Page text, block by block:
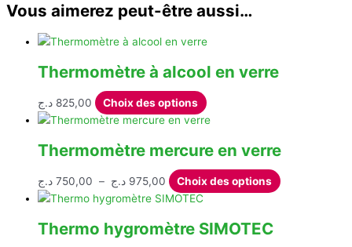
Vous aimerez peut-être aussi…
Thermomètre à alcool en verre
825,00 د.ج Choix des options Ce
produit
plusieurs
variations.
Les
peuvent
Thermomètre mercure en verre
750,00 د.ج – 975,00 د.ج
Plage
de
750,00 د.ج
Choix des options Ce
Thermo hygromètre SIMOTEC